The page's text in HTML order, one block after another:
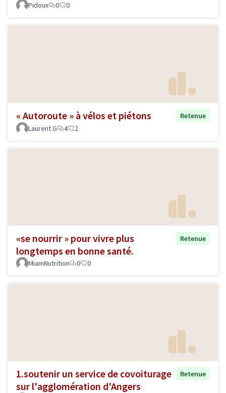
Pidoux 0 0
« Autoroute » à vélos et piétons
Retenue
Laurent G
4 2
«se nourrir » pour vivre plus
longtemps en bonne santé.
Retenue
MiamNutrition 0 0
1.soutenir un service de covoiturage
sur l'agglomération d'Angers
Retenue